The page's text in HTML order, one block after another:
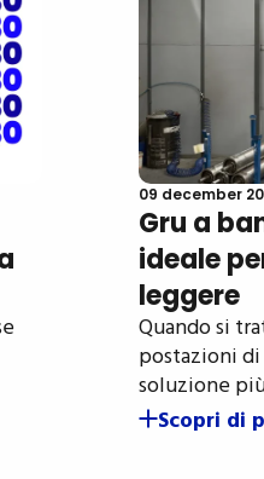
09 december
Gru a
ideale
leggere
Quando si
postazioni di
soluzione
Scopri di